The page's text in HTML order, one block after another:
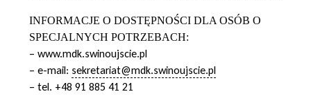
INFORMACJE O DOSTĘPNOŚCI DLA OSÓB O
SPECJALNYCH POTRZEBACH:
– www.mdk.swinoujscie.pl
– e-mail: sekretariat@mdk.swinoujscie.pl
– tel. +48 91 885 41 21